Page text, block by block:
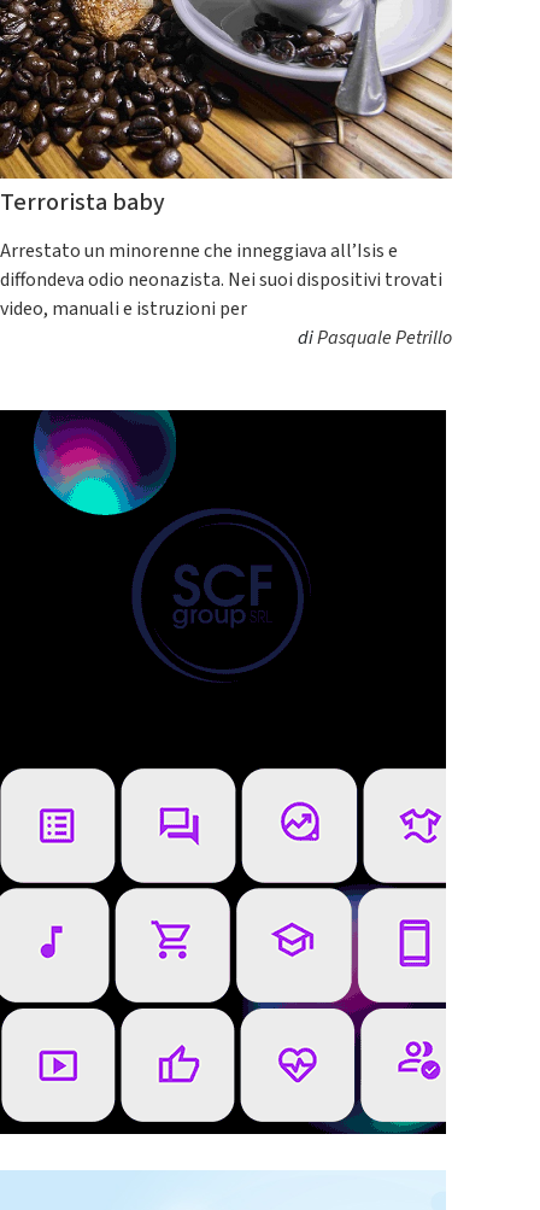
Terrorista baby
Arrestato un minorenne che inneggiava all’Isis e
diffondeva odio neonazista. Nei suoi dispositivi trovati
video, manuali e istruzioni per
diPasquale Petrillo